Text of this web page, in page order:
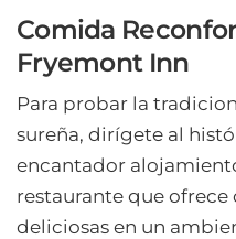
Comida
Fryemont Inn
Para probar la
sureña, dirígete al
encantador
restaurante que
deliciosas en un